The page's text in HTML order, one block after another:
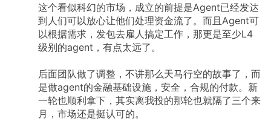
这个看似科幻的市场，成立的前提是Agent已经发达
到人们可以放心让他们处理资金流了。而且Agent可
以根据需求，发包去雇人搞定工作，那更是至少L4
级别的agent，有点太远了。
后面团队做了调整，不讲那么天马行空的故事了，而
是做agent的金融基础设施，安全，合规的付款。新
一轮也顺利拿下，其实离我投的那轮也就隔了三个来
月，市场还是挺认可的。